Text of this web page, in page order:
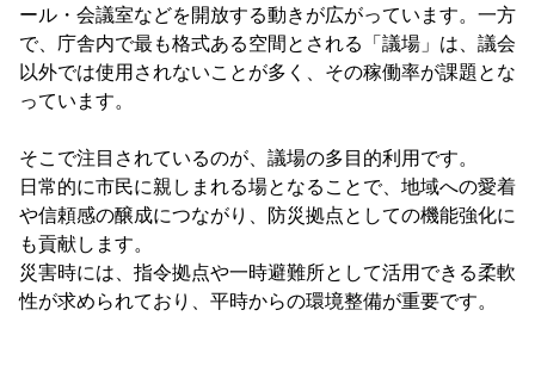
ール・会議室などを開放する動きが広がっています。一方
で、庁舎内で最も格式ある空間とされる「議場」は、議会
以外では使用されないことが多く、その稼働率が課題とな
っています。
そこで注目されているのが、議場の多目的利用です。
日常的に市民に親しまれる場となることで、地域への愛着
や信頼感の醸成につながり、防災拠点としての機能強化に
も貢献します。
災害時には、指令拠点や一時避難所として活用できる柔軟
性が求められており、平時からの環境整備が重要です。